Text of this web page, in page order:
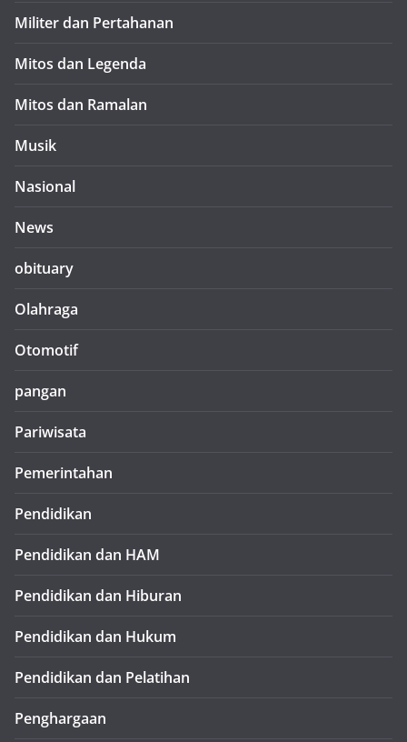
Militer dan Pertahanan
Mitos dan Legenda
Mitos dan Ramalan
Musik
Nasional
News
obituary
Olahraga
Otomotif
pangan
Pariwisata
Pemerintahan
Pendidikan
Pendidikan dan HAM
Pendidikan dan Hiburan
Pendidikan dan Hukum
Pendidikan dan Pelatihan
Penghargaan